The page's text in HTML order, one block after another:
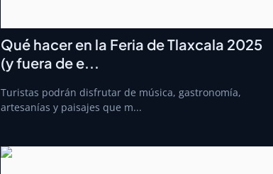
Qué hacer en la Feria de Tlaxcala 2025
(y fuera de e...
Turistas podrán disfrutar de música, gastronomía,
artesanías y paisajes que m...